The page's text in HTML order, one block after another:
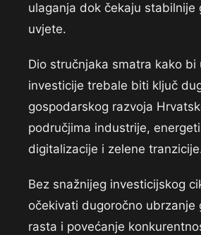
ulaganja dok čekaju stabilnije
uvjete.
Dio stručnjaka smatra kako bi
investicije trebale biti ključ
gospodarskog razvoja
područjima industrije,
digitalizacije i zelene
Bez snažnijeg investicijskog
očekivati dugoročno ubrzanje
rasta i povećanje